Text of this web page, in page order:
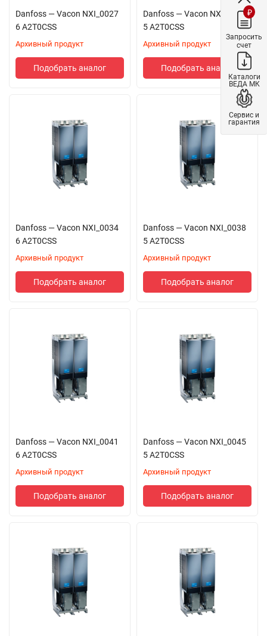
Danfoss — Vacon NXI_0027
6 A2T0CSS
Архивный продукт
Подобрать аналог
Danfoss — Vacon NXI_0031
5 A2T0CSS
Архивный продукт
Подобрать аналог
Danfoss — Vacon NXI_0034
6 A2T0CSS
Архивный продукт
Подобрать аналог
Danfoss — Vacon NXI_0038
5 A2T0CSS
Архивный продукт
Подобрать аналог
Danfoss — Vacon NXI_0041
6 A2T0CSS
Архивный продукт
Подобрать аналог
Danfoss — Vacon NXI_0045
5 A2T0CSS
Архивный продукт
Подобрать аналог
₽
Запросить
счет
Каталоги
ВЕДА МК
Сервис и
гарантия